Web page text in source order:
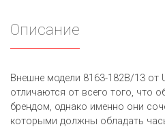
Описание
Внешне модели 8163-182B/13 от
отличаются от всего того, что
брендом, однако именно они
которыми должны обладать